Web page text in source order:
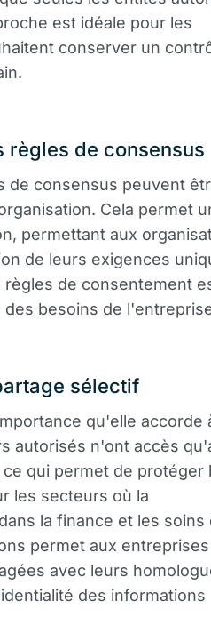
est idéale pour les
conserver un
règles de consensus
de consensus peuvent
Cela permet
permettant aux
de leurs exigences
de consentement
besoins de
sélectif
qu'elle accorde
autorisés n'ont accès
qui permet de protéger
les secteurs où la
la finance et les soins
permet aux
avec leurs
des informations